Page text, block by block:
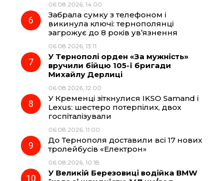
06.08.2026, 14:00
Забрала сумку з телефоном і
викинула ключі: тернополянці
загрожує до 8 років ув’язнення
06.08.2026, 13:11
У Тернополі орден «За мужність»
вручили бійцю 105-ї бригади
Михайлу Дерлиці
06.08.2026, 12:00
У Кременці зіткнулися IKSO Samand і
Lexus: шестеро потерпілих, двох
госпіталізували
06.08.2026, 11:00
До Тернополя доставили всі 17 нових
тролейбусів «Електрон»
06.08.2026, 10:18
У Великій Березовиці водійка BMW